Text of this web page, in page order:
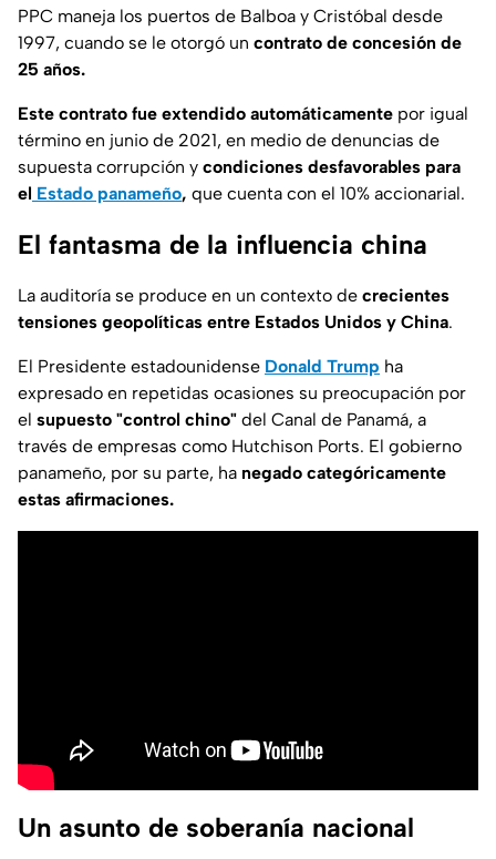
PPC maneja los puertos de Balboa y Cristóbal desde
1997, cuando se le otorgó un contrato de concesión de
25 años.
Este contrato fue extendido automáticamente por igual
término en junio de 2021, en medio de denuncias de
supuesta corrupción y condiciones desfavorables para
el Estado panameño, que cuenta con el 10% accionarial.
El fantasma de la influencia china
La auditoría se produce en un contexto de crecientes
tensiones geopolíticas entre Estados Unidos y China.
El Presidente estadounidense Donald Trump ha
expresado en repetidas ocasiones su preocupación por
el supuesto "control chino" del Canal de Panamá, a
través de empresas como Hutchison Ports. El gobierno
panameño, por su parte, ha negado categóricamente
estas afirmaciones.
Un asunto de soberanía nacional